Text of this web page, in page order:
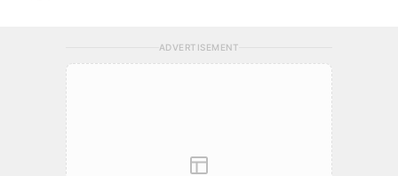
ADVERTISEMENT